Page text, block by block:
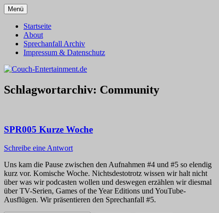
Zum
Inhalt
springen
Couch-Entertainment.de
Menü
Startseite
About
Sprechanfall Archiv
Impressum & Datenschutz
Schlagwortarchiv: Community
SPR005 Kurze Woche
Schreibe eine Antwort
Uns kam die Pause zwischen den Aufnahmen #4 und #5 so elendig
kurz vor. Komische Woche. Nichtsdestotrotz wissen wir halt nicht
über was wir podcasten wollen und deswegen erzählen wir diesmal
über TV-Serien, Games of the Year Editions und YouTube-
Ausflügen. Wir präsentieren den Sprechanfall #5.